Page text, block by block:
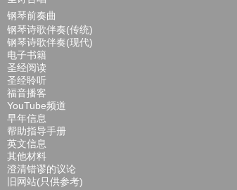
钢琴前奏曲
钢琴诗歌伴奏(传统)
钢琴诗歌伴奏(现代)
电子书籍
圣经阅读
圣经聆听
福音播客
YouTube频道
早年信息
帮助指导手册
英文信息
其他材料
澄清错谬的议论
旧网站(只供参考)